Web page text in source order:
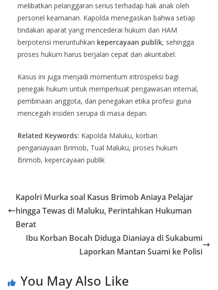
melibatkan pelanggaran serius terhadap hak anak oleh
personel keamanan. Kapolda menegaskan bahwa setiap
tindakan aparat yang mencederai hukum dan HAM
berpotensi meruntuhkan kepercayaan publik, sehingga
proses hukum harus berjalan cepat dan akuntabel.
Kasus ini juga menjadi momentum introspeksi bagi
penegak hukum untuk memperkuat pengawasan internal,
pembinaan anggota, dan penegakan etika profesi guna
mencegah insiden serupa di masa depan.
Related Keywords: Kapolda Maluku, korban
penganiayaan Brimob, Tual Maluku, proses hukum
Brimob, kepercayaan publik
Kapolri Murka soal Kasus Brimob Aniaya Pelajar
hingga Tewas di Maluku, Perintahkan Hukuman
Berat
Ibu Korban Bocah Diduga Dianiaya di Sukabumi
Laporkan Mantan Suami ke Polisi
You May Also Like